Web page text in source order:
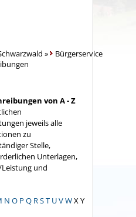
»
Bürgerservice
von A - Z
jeweils alle
zu
Stelle,
Unterlagen,
und
N O P Q RST UVWX Y